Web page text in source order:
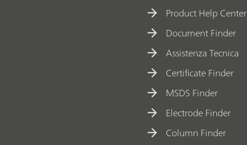
Product Help Center
Document Finder
Assistenza Tecnica
Certificate Finder
MSDS Finder
Electrode Finder
Column Finder